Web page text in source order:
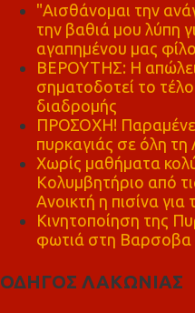
"Αισθάνομαι την
την βαθιά μου λύπη
αγαπημένου μας
ΒΕΡΟΥΤΗΣ: Η
σηματοδοτεί το
διαδρομής
ΠΡΟΣΟΧΗ!
πυρκαγιάς σε όλη τη
Χωρίς μαθήματα
Κολυμβητήριο από
Ανοικτή η πισίνα για
Κινητοποίηση της
φωτιά στη Βαρσοβα
ΟΔΗΓΟΣ ΛΑΚΩΝΙΑΣ